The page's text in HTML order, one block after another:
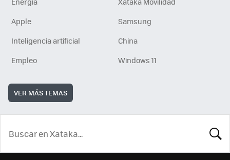
Apple
Samsung
Inteligencia artificial
China
Empleo
Windows 11
VER MÁS TEMAS